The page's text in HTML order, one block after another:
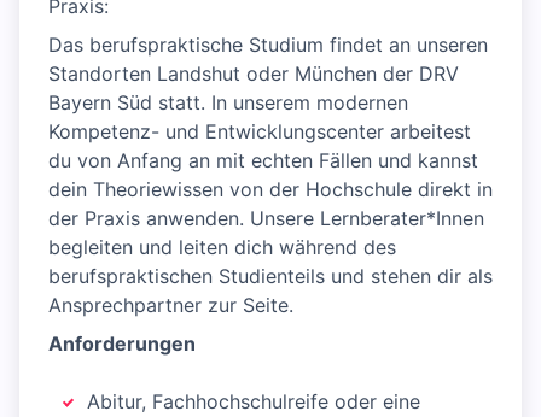
Praxis:
Das berufspraktische Studium findet an unseren
Standorten Landshut oder München der DRV
Bayern Süd statt. In unserem modernen
Kompetenz- und Entwicklungscenter arbeitest
du von Anfang an mit echten Fällen und kannst
dein Theoriewissen von der Hochschule direkt in
der Praxis anwenden. Unsere Lernberater*Innen
begleiten und leiten dich während des
berufspraktischen Studienteils und stehen dir als
Ansprechpartner zur Seite.
Anforderungen
Abitur, Fachhochschulreife oder eine